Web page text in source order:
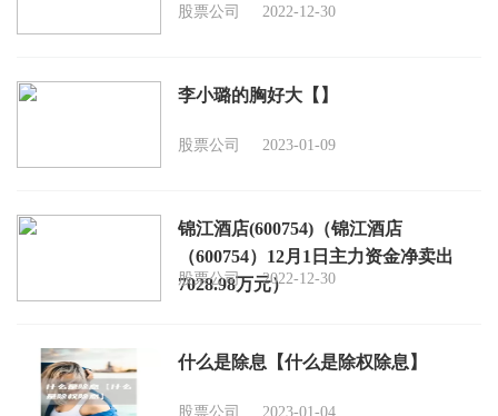
股票公司 2022-12-30
李小璐的胸好大【】
股票公司 2023-01-09
锦江酒店(600754)（锦江酒店
（600754）12月1日主力资金净卖出
7028.98万元）
股票公司 2022-12-30
什么是除息【什么是除权除息】
股票公司 2023-01-04